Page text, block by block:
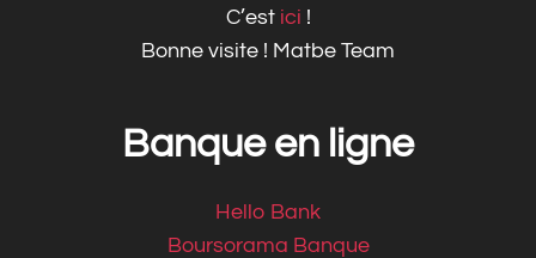
C’est ici !
Bonne visite ! Matbe Team
Banque en ligne
Hello Bank
Boursorama Banque